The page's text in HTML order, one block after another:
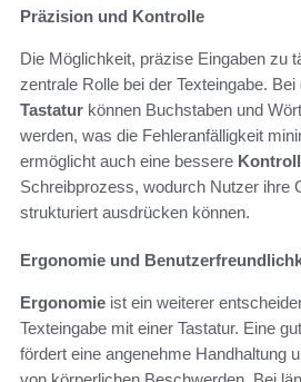
Präzision und Kontrolle
Die Möglichkeit, präzise Eingaben zu
zentrale Rolle bei der Texteingabe.
Tastatur können Buchstaben und
werden, was die Fehleranfälligkeit
ermöglicht auch eine bessere
Schreibprozess, wodurch Nutzer ihre
strukturiert ausdrücken können.
Ergonomie und
Ergonomie ist ein weiterer
Texteingabe mit einer Tastatur. Eine
fördert eine angenehme Handhaltung